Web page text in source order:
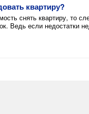
квартиру?
снять квартиру, то
Ведь если недостатки